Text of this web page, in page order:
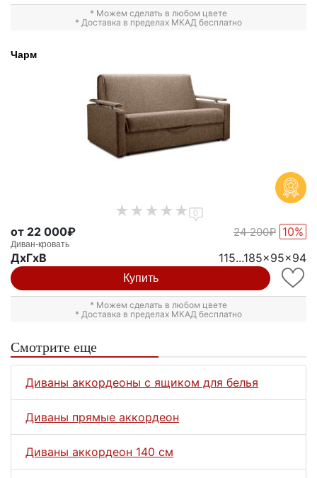
* Можем сделать в любом цвете
* Доставка в пределах МКАД бесплатно
Чарм
0
от 22 000₽ 24 200₽ 10%
Диван-кровать
ДxГxВ 115...185x95x94
Купить
* Можем сделать в любом цвете
* Доставка в пределах МКАД бесплатно
Смотрите еще
Диваны аккордеоны с ящиком для белья
Диваны прямые аккордеон
Диваны аккордеон 140 см